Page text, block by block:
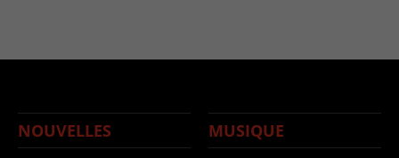
NOUVELLES MUSIQUE